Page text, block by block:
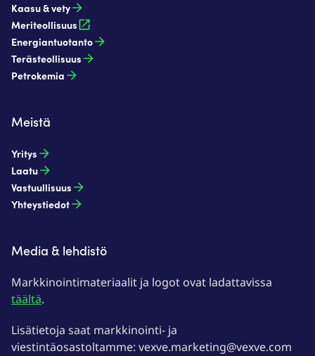
Kaasu & vety​
Meriteollisuus
Energiantuotanto​
Terästeollisuus​
Petrokemia​
Meistä
Yritys
Laatu
Vastuullisuus
Yhteystiedot
Media & lehdistö
Markkinointimateriaalit ja logot ovat ladattavissa
täältä.
Lisätietoja saat markkinointi- ja
viestintäosastoltamme: vexve.marketing@vexve.com